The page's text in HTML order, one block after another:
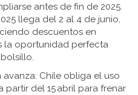
antes de fin de 2025.
llega del 2 al 4 de junio,
descuentos en
la oportunidad perfecta
Chile obliga el uso
partir del 15 abril para frenar